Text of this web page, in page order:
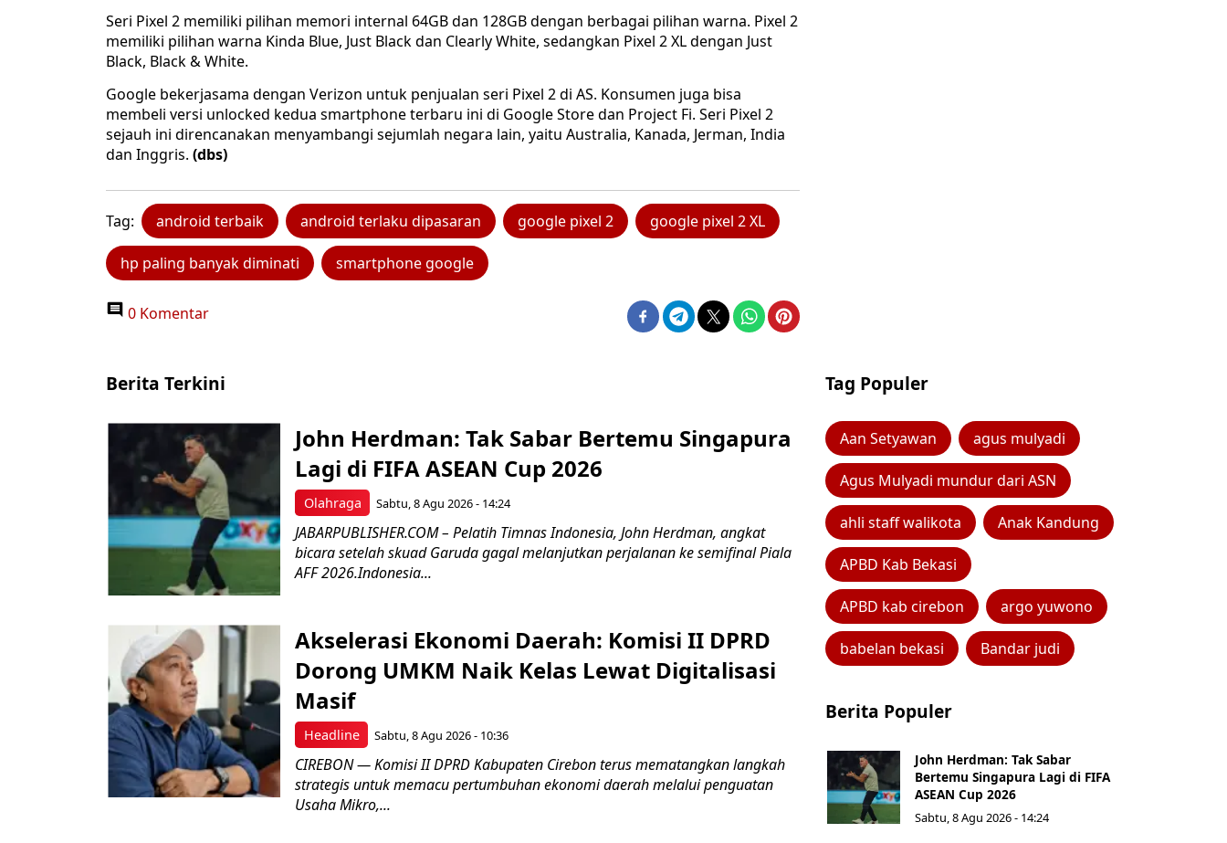
Seri Pixel 2 memiliki pilihan memori internal 64GB dan 128GB dengan berbagai pilihan warna. Pixel 2
memiliki pilihan warna Kinda Blue, Just Black dan Clearly White, sedangkan Pixel 2 XL dengan Just
Black, Black & White.
Google bekerjasama dengan Verizon untuk penjualan seri Pixel 2 di AS. Konsumen juga bisa
membeli versi unlocked kedua smartphone terbaru ini di Google Store dan Project Fi. Seri Pixel 2
sejauh ini direncanakan menyambangi sejumlah negara lain, yaitu Australia, Kanada, Jerman, India
dan Inggris. (dbs)
Tag: android terbaik android terlaku dipasaran google pixel 2 google pixel 2 XL
hp paling banyak diminati smartphone google
0 Komentar
Berita Terkini
Olahraga
John Herdman: Tak Sabar Bertemu Singapura
Lagi di FIFA ASEAN Cup 2026
Sabtu, 8 Agu 2026 - 14:24
JABARPUBLISHER.COM – Pelatih Timnas Indonesia, John Herdman, angkat
bicara setelah skuad Garuda gagal melanjutkan perjalanan ke semifinal Piala
AFF 2026.Indonesia...
Headline
Akselerasi Ekonomi Daerah: Komisi II DPRD
Dorong UMKM Naik Kelas Lewat Digitalisasi
Masif
Sabtu, 8 Agu 2026 - 10:36
CIREBON — Komisi II DPRD Kabupaten Cirebon terus mematangkan langkah
strategis untuk memacu pertumbuhan ekonomi daerah melalui penguatan
Usaha Mikro,...
Tag Populer
Aan Setyawan agus mulyadi
Agus Mulyadi mundur dari ASN
ahli staff walikota Anak Kandung
APBD Kab Bekasi
APBD kab cirebon argo yuwono
babelan bekasi Bandar judi
Berita Populer
John Herdman: Tak Sabar
Bertemu Singapura Lagi di FIFA
ASEAN Cup 2026
Sabtu, 8 Agu 2026 - 14:24